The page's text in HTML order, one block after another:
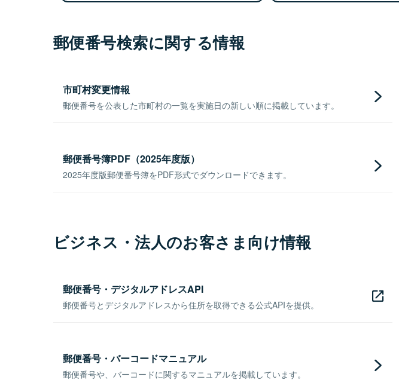
郵便番号検索に関する情報
市町村変更情報
郵便番号を公表した市町村の一覧を実施日の新しい順に掲載しています。
郵便番号簿PDF（2025年度版）
2025年度版郵便番号簿をPDF形式でダウンロードできます。
ビジネス・法人のお客さま向け情報
郵便番号・デジタルアドレスAPI
郵便番号とデジタルアドレスから住所を取得できる公式APIを提供。
郵便番号・バーコードマニュアル
郵便番号や、バーコードに関するマニュアルを掲載しています。